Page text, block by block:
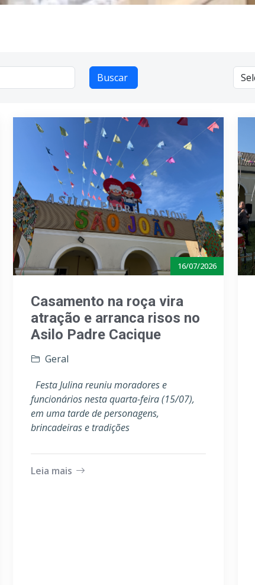
16/07/2026
Casamento na roça vira
atração e arranca risos no
Asilo Padre Cacique
Geral
Festa Julina reuniu moradores e
funcionários nesta quarta-feira (15/07),
em uma tarde de personagens,
brincadeiras e tradições
Leia mais